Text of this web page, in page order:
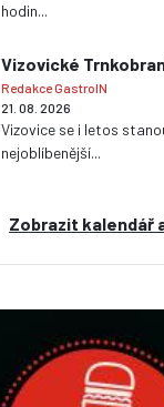
hodin...
Vizovické
Redakce GastroIN
21. 08. 2026
Vizovice se i letos
nejoblíbenější...
Zobrazit kalendář